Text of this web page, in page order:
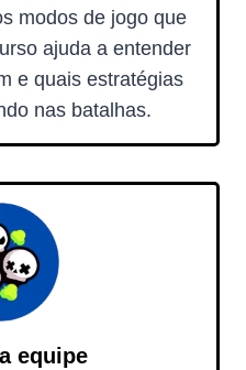
modos de jogo que
ajuda a entender
e quais estratégias
nas batalhas.
equipe